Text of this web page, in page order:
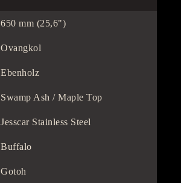
650 mm (25,6")
Ovangkol
Ebenholz
Swamp Ash / Maple Top
Jesscar Stainless Steel
Buffalo
Gotoh